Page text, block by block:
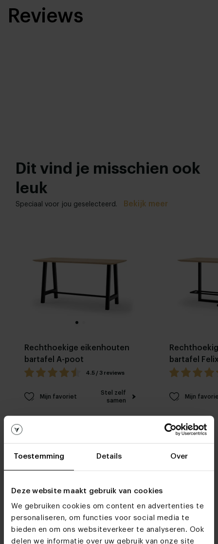
Toestemming Details Over
Deze website maakt gebruik van cookies
We gebruiken cookies om content en advertenties te
personaliseren, om functies voor social media te
bieden en om ons websiteverkeer te analyseren. Ook
delen we informatie over uw gebruik van onze site
Reviews
Dit vind je misschien ook
leuk
Speciaal voor jou geselecteerd. Bekijk meer
Rechthoekige eikenhouten
bartafel A-poot
4.5 / 3 reviews
Mijn favoriet
Stel zelf
samen
bartafel
Mijn
Woonwinkels
langs?